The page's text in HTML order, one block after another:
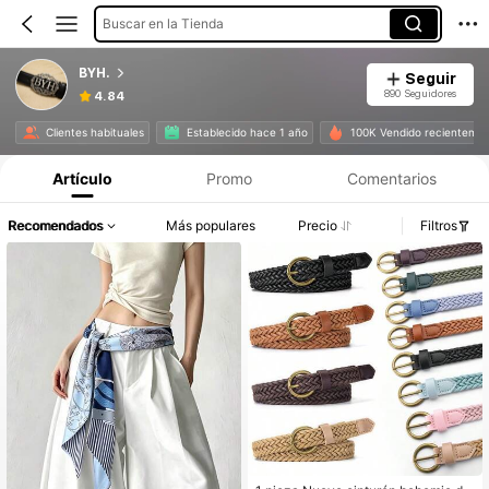
Buscar en la Tienda
BYH.
4.84
Seguir
890 Seguidores
Clientes habituales Establecido hace 1 año 100K Vendido
Artículo Promo Comentarios
Recomendados Más populares Precio Filtros